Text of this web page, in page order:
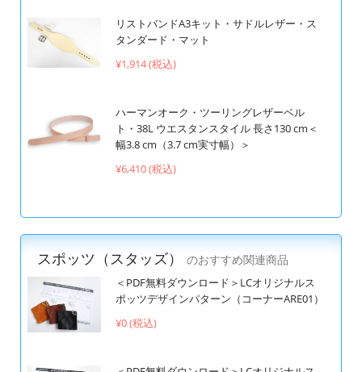
リストバンドA3キット・サドルレザー・ス
タンダード・マット
¥1,914 (税込)
ハーマンオーク・ツーリングレザーベル
ト・38L ウエスタンスタイル 長さ130 cm＜
幅3.8 cm（3.7 cm実寸幅）＞
¥6,410 (税込)
スポッツ（スタッズ）
のおすすめ関連商品
＜PDF無料ダウンロード＞LCオリジナルス
ポッツデザインパターン（コーナーARE01）
¥0 (税込)